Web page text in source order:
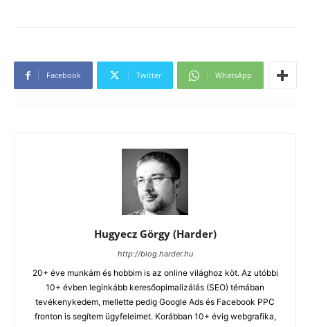
Facebook Twitter WhatsApp
Hugyecz Görgy (Harder)
http://blog.harder.hu
20+ éve munkám és hobbim is az online világhoz köt. Az utóbbi
10+ évben leginkább keresőopimalizálás (SEO) témában
tevékenykedem, mellette pedig Google Ads és Facebook PPC
fronton is segítem ügyfeleimet. Korábban 10+ évig webgrafika,